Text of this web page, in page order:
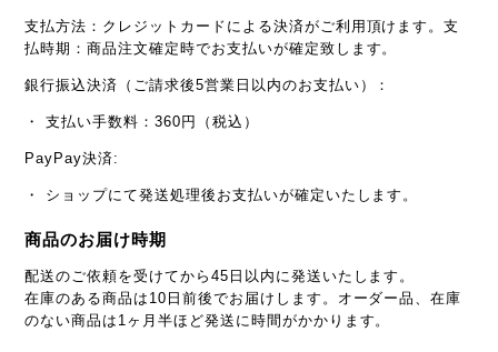
支払方法：クレジットカードによる決済がご利用頂けます。支
払時期：商品注文確定時でお支払いが確定致します。
銀行振込決済（ご請求後5営業日以内のお支払い）：
・ 支払い手数料：360円（税込）
PayPay決済:
・ ショップにて発送処理後お支払いが確定いたします。
商品のお届け時期
配送のご依頼を受けてから45日以内に発送いたします。
在庫のある商品は10日前後でお届けします。オーダー品、在庫
のない商品は1ヶ月半ほど発送に時間がかかります。